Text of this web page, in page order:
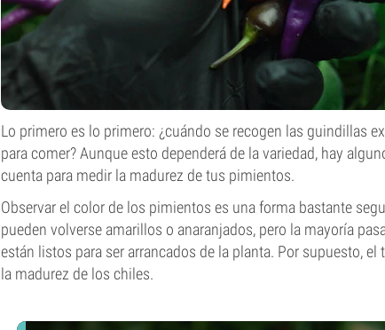
Lo primero es lo primero: ¿cuándo se recogen las guindillas
para comer? Aunque esto dependerá de la variedad, hay
cuenta para medir la madurez de tus pimientos.
Observar el color de los pimientos es una forma bastante
pueden volverse amarillos o anaranjados, pero la mayoría
están listos para ser arrancados de la planta. Por supuesto,
la madurez de los chiles.